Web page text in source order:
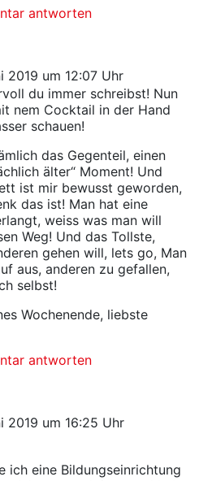
antworten
2019 um 12:07 Uhr
du immer schreibst! Nun
nem Cocktail in der Hand
schauen!
das Gegenteil, einen
älter“ Moment! Und
ist mir bewusst geworden,
das ist! Man hat eine
weiss was man will
Weg! Und das Tollste,
gehen will, lets go, Man
aus, anderen zu gefallen,
selbst!
Wochenende, liebste
antworten
2019 um 16:25 Uhr
ich eine Bildungseinrichtung